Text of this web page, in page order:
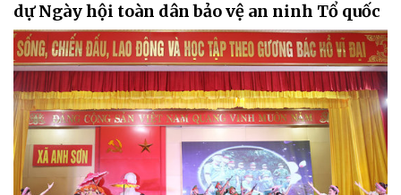
dự Ngày hội toàn dân bảo vệ an ninh Tổ quốc